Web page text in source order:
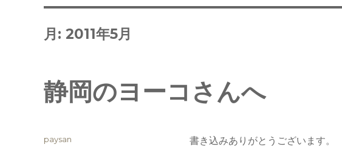
月: 2011年5月
静岡のヨーコさんへ
書き込みありがとうございます。
投
paysan